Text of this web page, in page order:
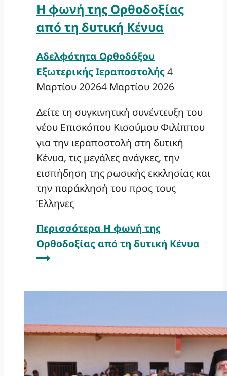
Η φωνή της Ορθοδοξίας
από τη δυτική Κένυα
Αδελφότητα Ορθοδόξου
Εξωτερικής Ιεραποστολής4
Μαρτίου 20264 Μαρτίου 2026
Δείτε τη συγκινητική συνέντευξη του
νέου Επισκόπου Κισούμου Φιλίππου
για την ιεραποστολή στη δυτική
Κένυα, τις μεγάλες ανάγκες, την
εισπήδηση της ρωσικής εκκλησίας και
την παράκλησή του προς τους
Έλληνες
Περισσότερα Η φωνή της
Ορθοδοξίας από τη δυτική Κένυα